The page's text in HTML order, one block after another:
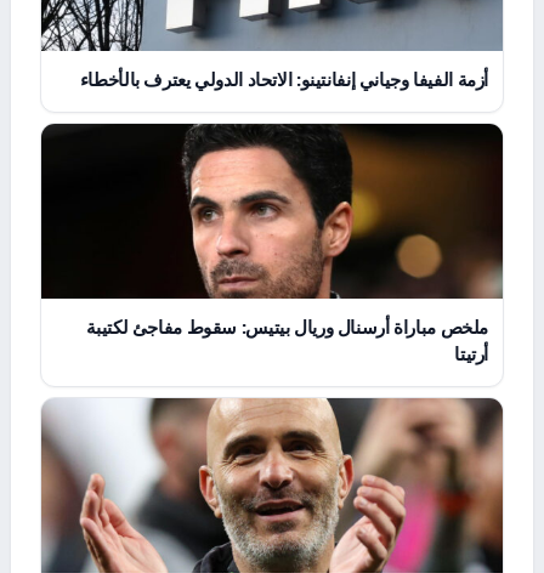
أزمة الفيفا وجياني إنفانتينو: الاتحاد الدولي يعترف بالأخطاء
ملخص مباراة أرسنال وريال بيتيس: سقوط مفاجئ لكتيبة
أرتيتا